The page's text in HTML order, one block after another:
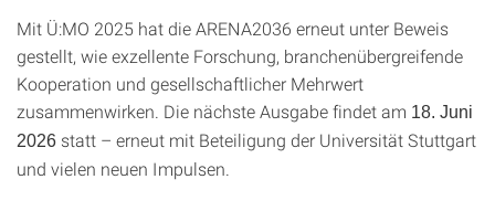
Mit Ü:MO 2025 hat die ARENA2036 erneut unter Beweis
gestellt, wie exzellente Forschung, branchenübergreifende
Kooperation und gesellschaftlicher Mehrwert
zusammenwirken. Die nächste Ausgabe findet am 18. Juni
2026 statt – erneut mit Beteiligung der Universität Stuttgart
und vielen neuen Impulsen.